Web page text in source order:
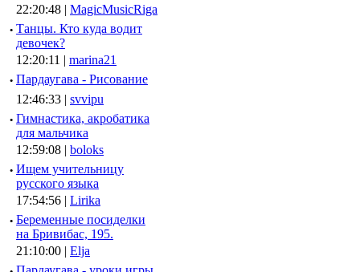
22:20:48 | MagicMusicRiga
· Танцы. Кто куда водит
девочек?
12:20:11 | marina21
· Пардаугава - Рисование
12:46:33 | svvipu
· Гимнастика, акробатика
для мальчика
12:59:08 | boloks
· Ищем учительницу
русского языка
17:54:56 | Lirika
· Беременные посиделки
на Бривибас, 195.
21:10:00 | Elja